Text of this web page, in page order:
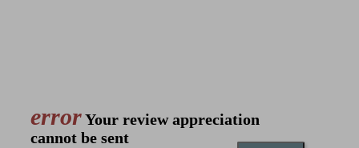
errorYour review appreciation
cannot be sent